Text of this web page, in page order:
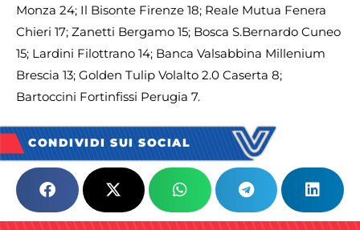
Monza 24; Il Bisonte Firenze 18; Reale Mutua Fenera
Chieri 17; Zanetti Bergamo 15; Bosca S.Bernardo Cuneo
15; Lardini Filottrano 14; Banca Valsabbina Millenium
Brescia 13; Golden Tulip Volalto 2.0 Caserta 8;
Bartoccini Fortinfissi Perugia 7.
CONDIVIDI SUI SOCIAL